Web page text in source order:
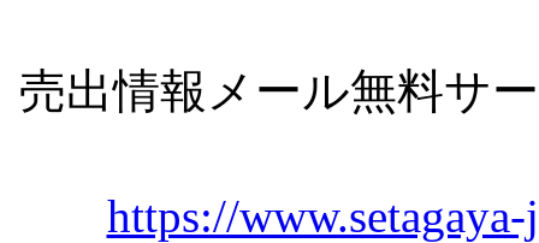
売出情報メール無料サ
https://